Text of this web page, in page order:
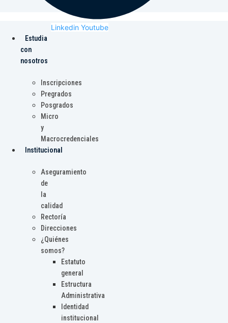
Linkedin Youtube
Estudia
con
nosotros
Inscripciones
Pregrados
Posgrados
Micro
y
Macrocredenciales
Institucional
Aseguramiento
de
la
calidad
Rectoría
Direcciones
¿Quiénes
somos?
Estatuto
general
Estructura
Administrativa
Identidad
institucional